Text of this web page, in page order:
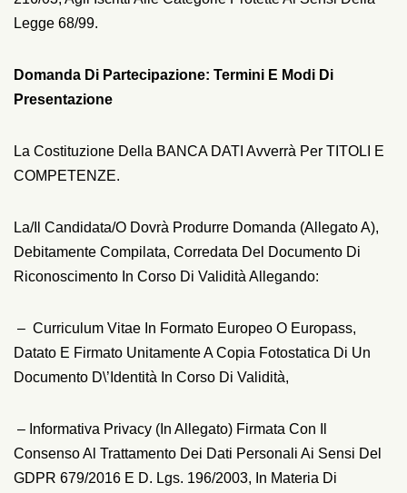
Legge 68/99.
Domanda Di Partecipazione: Termini E Modi Di
Presentazione
La Costituzione Della BANCA DATI Avverrà Per TITOLI E
COMPETENZE.
La/il Candidata/o Dovrà Produrre Domanda (Allegato A),
Debitamente Compilata, Corredata Del Documento Di
Riconoscimento In Corso Di Validità Allegando:
– Curriculum Vitae In Formato Europeo O Europass,
Datato E Firmato Unitamente A Copia Fotostatica Di Un
Documento D\’identità In Corso Di Validità,
– Informativa Privacy (in Allegato) Firmata Con Il
Consenso Al Trattamento Dei Dati Personali Ai Sensi Del
GDPR 679/2016 E D. Lgs. 196/2003, In Materia Di